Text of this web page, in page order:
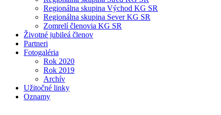
Regionálna skupina Východ KG SR
Regionálna skupina Sever KG SR
Zomrelí členovia KG SR
Životné jubileá členov
Partneri
Fotogaléria
Rok 2020
Rok 2019
Archív
Užitočné linky
Oznamy